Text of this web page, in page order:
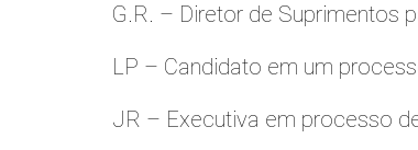
G.R. – Diretor de Suprimentos
LP – Candidato em um
JR – Executiva em processo